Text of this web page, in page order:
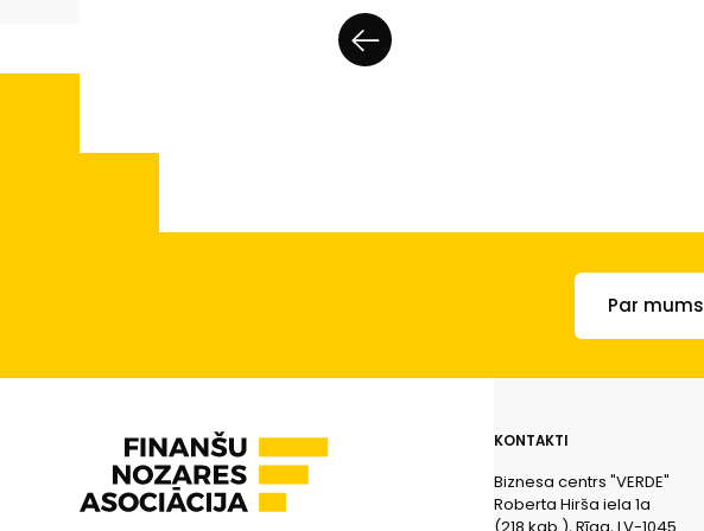
Par mums
KONTAKTI
Biznesa centrs "VERDE"
Roberta Hirša iela 1a
(218.kab.), Rīga, LV-1045